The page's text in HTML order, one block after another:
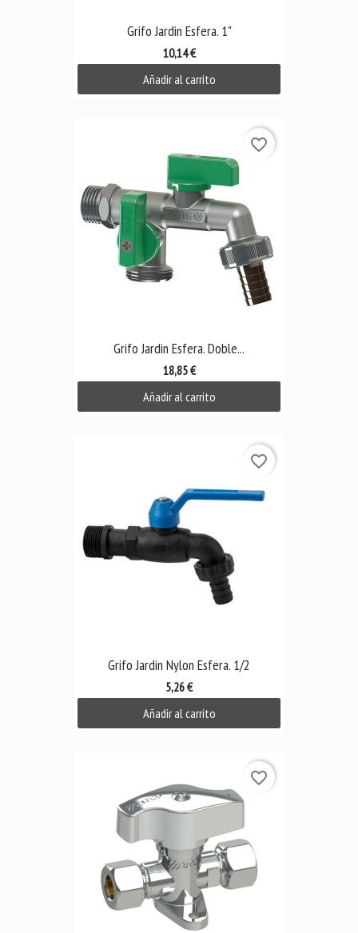
Grifo Jardin Esfera. 1"
10,14 €
Añadir al carrito
Grifo Jardin Esfera. Doble...
18,85 €
Añadir al carrito
favorite_border
Grifo Jardin Nylon Esfera. 1/2
5,26 €
Añadir al carrito
favorite_border
favorite_border